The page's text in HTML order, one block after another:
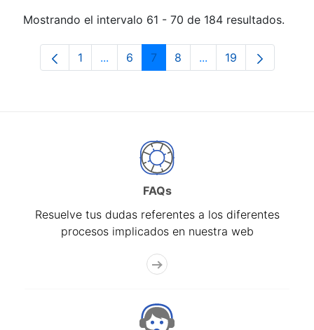
Mostrando el intervalo 61 - 70 de 184 resultados.
Página
1 ...Páginas intermedias Use TAB para
Página
6 Página
7 Página
8 ...Páginas intermedias
Página
19
FAQs
Resuelve tus dudas referentes a los diferentes
procesos implicados en nuestra web